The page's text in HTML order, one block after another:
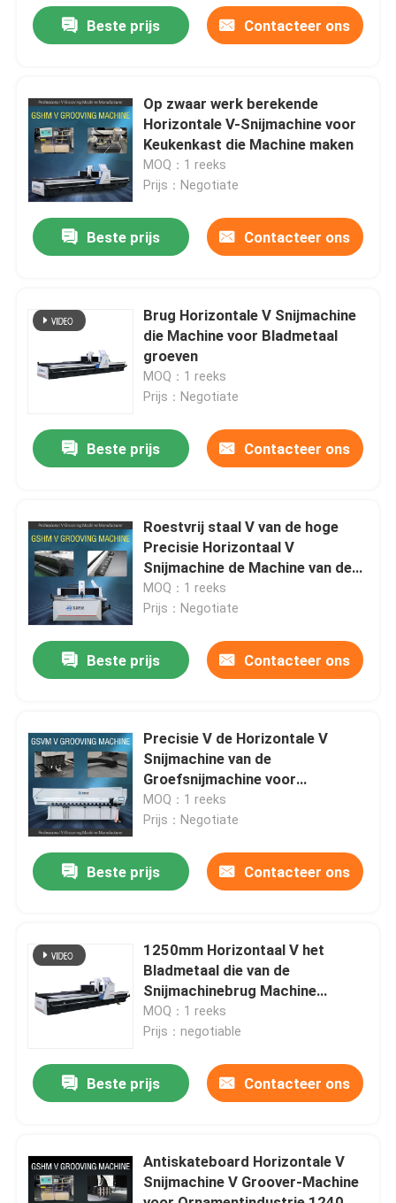
Producten
video's
Over ons
Kwaliteitscontrole
Verzoek om een Citaat
Hoge snelheid V het Groeven Machine
Automatisch V die Machine groeven
Beste prijs Contacteer ons
Op zwaar werk berekende
Horizontale V-Snijmachine voor
Keukenkast die Machine maken
MOQ：1 reeks
Prijs：Negotiate
Beste prijs Contacteer ons
Brug Horizontale V Snijmachine
die Machine voor Bladmetaal
groeven
MOQ：1 reeks
Prijs：Negotiate
Beste prijs Contacteer ons
Roestvrij staal V van de hoge
Precisie Horizontaal V
Snijmachine de Machine van de
Groefsnijder
MOQ：1 reeks
Prijs：Negotiate
Beste prijs Contacteer ons
Precisie V de Horizontale V
Snijmachine van de
Groefsnijmachine voor
Vertoningssteun
MOQ：1 reeks
Prijs：Negotiate
Beste prijs Contacteer ons
1250mm Horizontaal V het
Bladmetaal die van de
Snijmachinebrug Machine
groeven
MOQ：1 reeks
Prijs：negotiable
Beste prijs Contacteer ons
Antiskateboard Horizontale V
Snijmachine V Groover-Machine